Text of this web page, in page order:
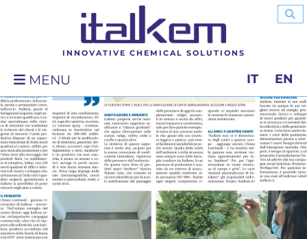
INNOVATIVE CHEMICAL SOLUTIONS
MENU IT EN